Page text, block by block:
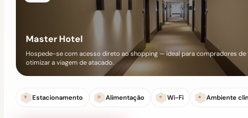
Master Hotel
Hospede-se com acesso direto ao shopping — ideal para compradores de
otimizar a viagem de atacado.
Estacionamento Alimentação Wi-Fi Ambiente